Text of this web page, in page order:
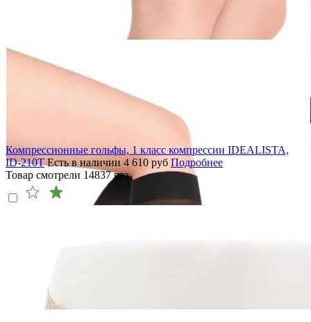
Компрессионные гольфы, 1 класс компрессии IDEALISTA,
ID-210T Есть в наличии 4 610 руб Подробнее
Товар смотрели 14837раз